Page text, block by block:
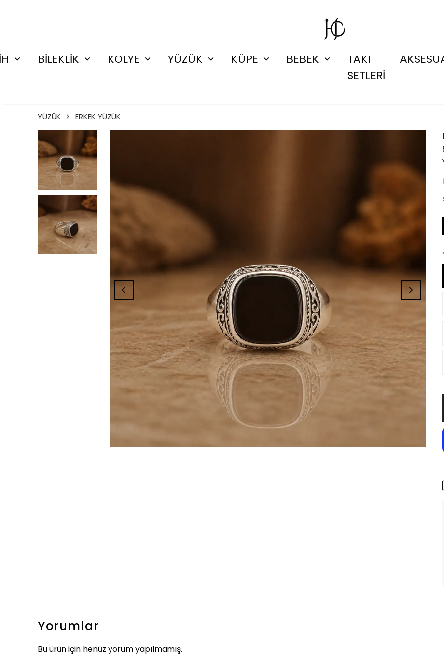
BİLEKLİK KOLYE YÜZÜK KÜPE BEBEK
TAKI
SETLERİ
YÜZÜK ERKEK YÜZÜK
Yorumlar
Bu ürün için henüz yorum yapılmamış.